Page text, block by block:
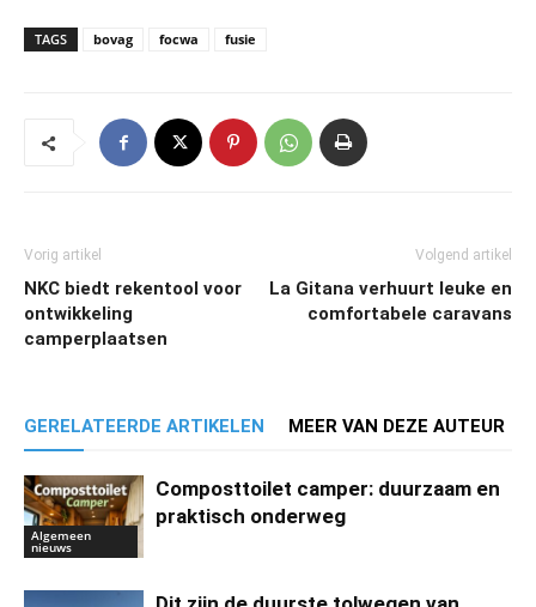
TAGS bovag focwa fusie
Vorig artikel
NKC biedt rekentool voor
ontwikkeling
camperplaatsen
Volgend artikel
La Gitana verhuurt leuke en
comfortabele caravans
GERELATEERDE ARTIKELEN MEER VAN DEZE AUTEUR
Algemeen
nieuws
Composttoilet camper: duurzaam en
praktisch onderweg